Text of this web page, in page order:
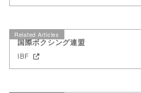
Related Articles
国際ボクシング連盟
IBF